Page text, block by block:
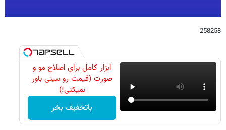
258258
ابزار کامل برای اصلاح مو و
صورت (قیمت رو ببینی باور
نمیکنی!)
باتخفیف بخر